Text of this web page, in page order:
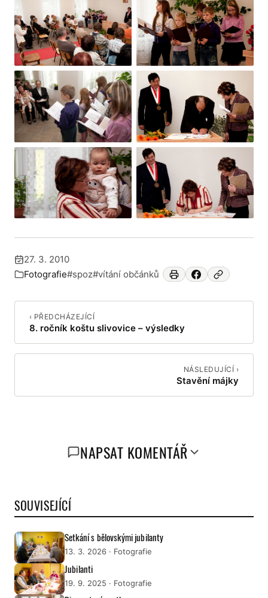
Publikováno:
27. 3. 2010
Zařazeno v:
Fotografie#spoz#vítání občánků
‹ PŘEDCHÁZEJÍCÍ
8. ročník koštu slivovice – výsledky
NÁSLEDUJÍCÍ ›
Stavění májky
NAPSAT KOMENTÁŘ
SOUVISEJÍCÍ
Setkání s bělovskými jubilanty
13. 3. 2026 · Fotografie
Jubilanti
19. 9. 2025 · Fotografie